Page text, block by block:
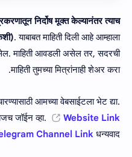
निर्दोष मूक्त केल्यानंतर त्याच
. याबाबत माहिती दिली आहे आम्हाला
माहिती आवडली असेल तर, सदरची
माहिती तुमच्या मित्रांनाही शेअर करा.
आमच्या वेबसाईटला भेट द्या.
जॉईन व्हा.
Website Link
Channel Link धन्यवाद !